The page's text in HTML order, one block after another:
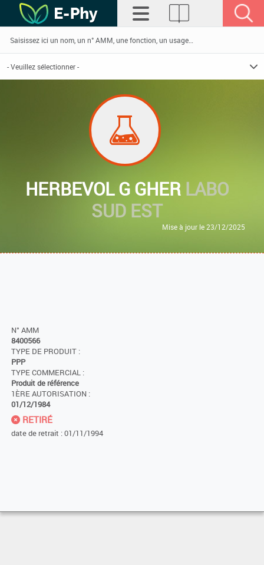
HERBEVOL G GHER LABO
SUD EST
Mise à jour le 23/12/2025
N° AMM
8400566
TYPE DE PRODUIT :
PPP
TYPE COMMERCIAL :
Produit de référence
1ÈRE AUTORISATION :
01/12/1984
RETIRÉ
date de retrait : 01/11/1994